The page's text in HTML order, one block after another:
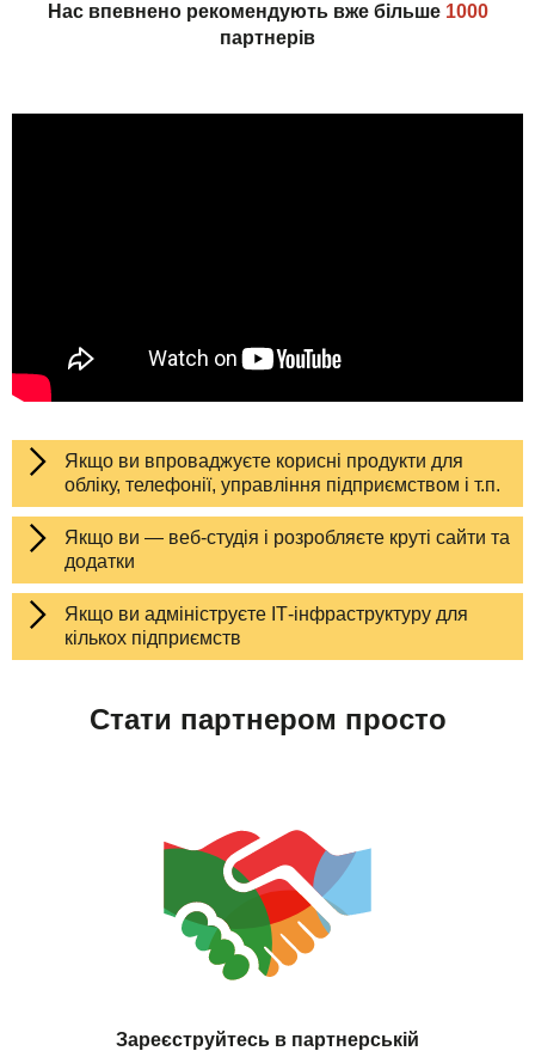
Нас впевнено рекомендують вже більше 1000
партнерів
Якщо ви впроваджуєте корисні продукти для
обліку, телефонії, управління підприємством і т.п.
Якщо ви — веб-студія і розробляєте круті сайти та
додатки
Якщо ви адмініструєте ІТ-інфраструктуру для
кількох підприємств
Стати партнером просто
Зареєструйтесь в партнерській